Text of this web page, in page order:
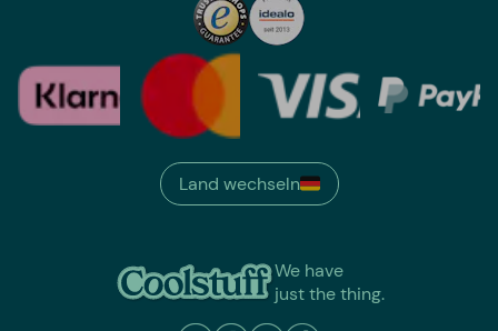
We have
just the thing.
Land wechseln